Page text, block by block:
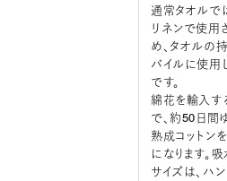
通常タオルで
リネンで使用
め、タオルの
パイルに使用
です。
綿花を輸入す
で、約50日間
熟成コットン
になります。
サイズは、ハ